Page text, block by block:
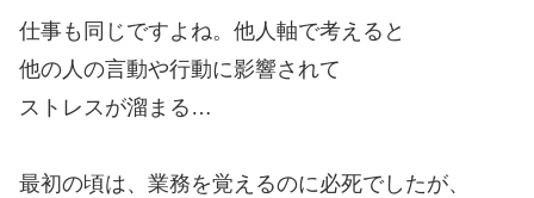
仕事も同じですよね。他人軸で考えると
他の人の言動や行動に影響されて
ストレスが溜まる…
最初の頃は、業務を覚えるのに必死でしたが、